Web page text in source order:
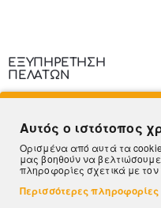
ΕΞΥΠΗΡΕΤΗΣΗ
ΠΕΛΑΤΩΝ
Τρόποι Πληρωμής
Πληροφορίες Αποστολής
Ο Λογαριασμός μου
Αυτός ο ιστότοπος
Ορισμένα από αυτά τα
μας βοηθούν να
πληροφορίες σχετικά με
Περισσότερες πληροφορίες